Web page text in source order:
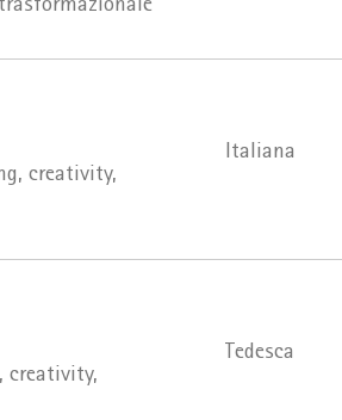
creativity,
Italiana
creativity,
Tedesca